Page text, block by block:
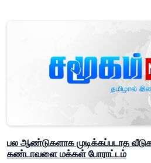
பல ஆண்டுகளாக முடிக்கப்படாத
கண்டாவளை மக்கள் போராட்டம்